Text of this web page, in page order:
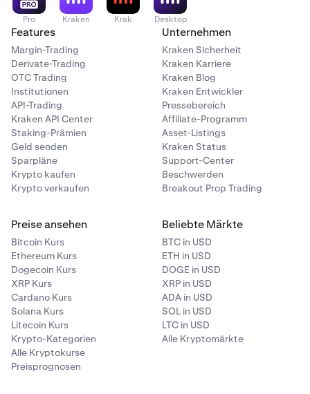
Pro Kraken Krak Desktop
Features
Margin-Trading
Derivate-Trading
OTC Trading
Institutionen
API-Trading
Kraken API Center
Staking-Prämien
Geld senden
Sparpläne
Krypto kaufen
Krypto verkaufen
Unternehmen
Kraken Sicherheit
Kraken Karriere
Kraken Blog
Kraken Entwickler
Pressebereich
Affiliate-Programm
Asset-Listings
Kraken Status
Support-Center
Beschwerden
Breakout Prop Trading
Preise ansehen
Bitcoin Kurs
Ethereum Kurs
Dogecoin Kurs
XRP Kurs
Cardano Kurs
Solana Kurs
Litecoin Kurs
Krypto-Kategorien
Alle Kryptokurse
Preisprognosen
Beliebte Märkte
BTC in USD
ETH in USD
DOGE in USD
XRP in USD
ADA in USD
SOL in USD
LTC in USD
Alle Kryptomärkte